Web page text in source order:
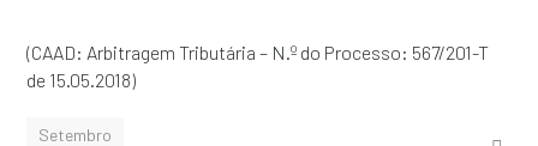
(CAAD: Arbitragem Tributária – N.º do Processo: 567/201-T
de 15.05.2018)
Setembro